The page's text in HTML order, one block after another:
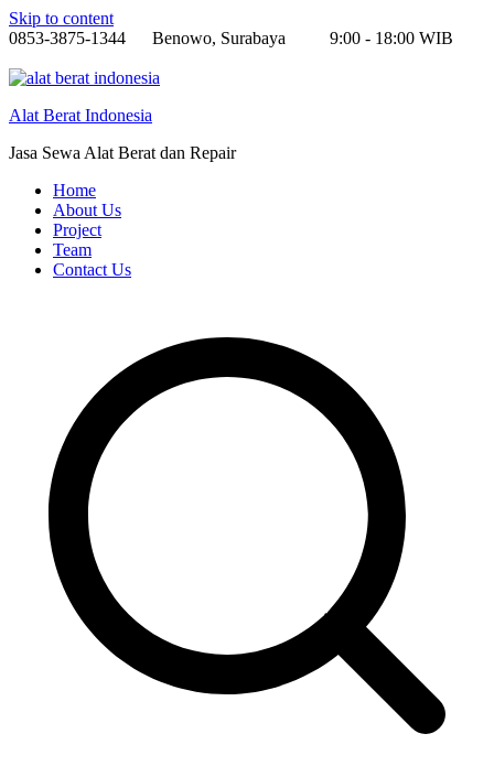
Skip to content
0853-3875-1344
Benowo, Surabaya 9:00 - 18:00 WIB
Alat Berat Indonesia
Jasa Sewa Alat Berat dan Repair
Home
About Us
Project
Team
Contact Us